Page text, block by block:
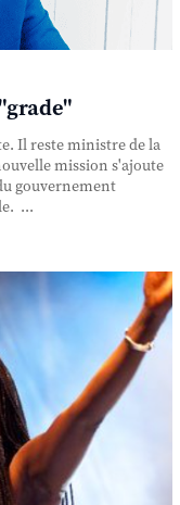
Il reste ministre de la
mission s'ajoute
gouvernement
...